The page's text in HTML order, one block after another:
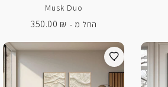
Musk Duo
החל מ -
350.00 ₪